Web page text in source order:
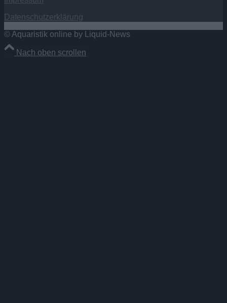
Datenschutzerklärung
© Aquaristik online by Liquid-News
Nach oben scrollen